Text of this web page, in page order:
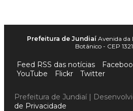
Prefeitura de Jundiaí Avenida da
Botânico - CEP
Feed RSS das notícias
YouTube
Flickr Twitter
Prefeitura de Jundiaí |
de Privacidade